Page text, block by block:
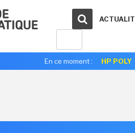
En ce moment : HP POLY